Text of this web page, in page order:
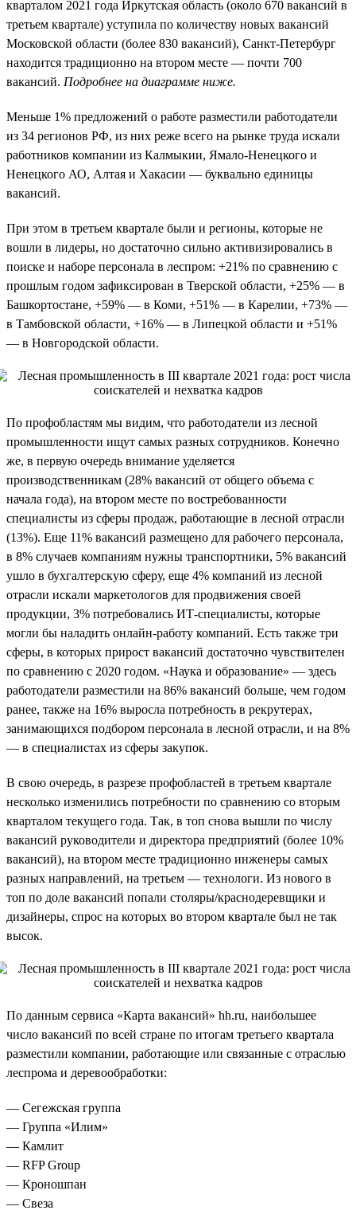
кварталом 2021 года Иркутская область (около 670 вакансий в
третьем квартале) уступила по количеству новых вакансий
Московской области (более 830 вакансий), Санкт-Петербург
находится традиционно на втором месте — почти 700
вакансий. Подробнее на диаграмме ниже.
Меньше 1% предложений о работе разместили работодатели
из 34 регионов РФ, из них реже всего на рынке труда искали
работников компании из Калмыкии, Ямало-Ненецкого и
Ненецкого АО, Алтая и Хакасии — буквально единицы
вакансий.
При этом в третьем квартале были и регионы, которые не
вошли в лидеры, но достаточно сильно активизировались в
поиске и наборе персонала в леспром: +21% по сравнению с
прошлым годом зафиксирован в Тверской области, +25% — в
Башкортостане, +59% — в Коми, +51% — в Карелии, +73% —
в Тамбовской области, +16% — в Липецкой области и +51%
— в Новгородской области.
По профобластям мы видим, что работодатели из лесной
промышленности ищут самых разных сотрудников. Конечно
же, в первую очередь внимание уделяется
производственникам (28% вакансий от общего объема с
начала года), на втором месте по востребованности
специалисты из сферы продаж, работающие в лесной отрасли
(13%). Еще 11% вакансий размещено для рабочего персонала,
в 8% случаев компаниям нужны транспортники, 5% вакансий
ушло в бухгалтерскую сферу, еще 4% компаний из лесной
отрасли искали маркетологов для продвижения своей
продукции, 3% потребовались ИТ-специалисты, которые
могли бы наладить онлайн-работу компаний. Есть также три
сферы, в которых прирост вакансий достаточно чувствителен
по сравнению с 2020 годом. «Наука и образование» — здесь
работодатели разместили на 86% вакансий больше, чем годом
ранее, также на 16% выросла потребность в рекрутерах,
занимающихся подбором персонала в лесной отрасли, и на 8%
— в специалистах из сферы закупок.
В свою очередь, в разрезе профобластей в третьем квартале
несколько изменились потребности по сравнению со вторым
кварталом текущего года. Так, в топ снова вышли по числу
вакансий руководители и директора предприятий (более 10%
вакансий), на втором месте традиционно инженеры самых
разных направлений, на третьем — технологи. Из нового в
топ по доле вакансий попали столяры/краснодеревщики и
дизайнеры, спрос на которых во втором квартале был не так
высок.
По данным сервиса «Карта вакансий» hh.ru, наибольшее
число вакансий по всей стране по итогам третьего квартала
разместили компании, работающие или связанные с отраслью
леспрома и деревообработки:
— Сегежская группа
— Группа «Илим»
— Камлит
— RFP Group
— Кроношпан
— Свеза